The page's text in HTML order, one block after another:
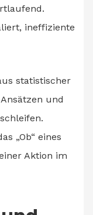
ineffiziente
statistischer
und
„Ob“ eines
Aktion im